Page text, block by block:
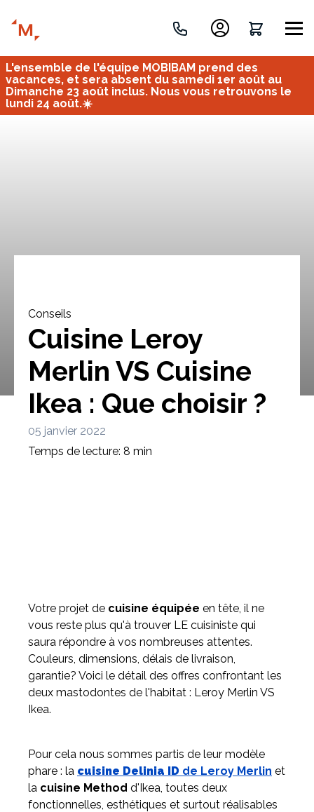
Inspirez-vous du catalogue
Personnalisez nos modèles pour créer le meuble qui vous
Bibliothèque Meuble tv Dressing
Créez votre projet de A à Z
L'ensemble de l'équipe MOBIBAM prend des
vacances, et sera absent du samedi 1er août au
Dimanche 23 août inclus. Nous vous retrouvons le
lundi 24 août.☀️
Conseils
Cuisine Leroy
Merlin VS Cuisine
Ikea : Que choisir ?
05 janvier 2022
Temps de lecture: 8 min
Votre projet de cuisine équipée en tête, il ne
vous reste plus qu'à trouver LE cuisiniste qui
saura répondre à vos nombreuses attentes.
Couleurs, dimensions, délais de livraison,
garantie? Voici le détail des offres confrontant les
deux mastodontes de l'habitat : Leroy Merlin VS
Ikea.
Pour cela nous sommes partis de leur modèle
phare : la cuisine Delinia ID de Leroy Merlin et
la cuisine Method d'Ikea, toutes deux
fonctionnelles, esthétiques et surtout réalisables